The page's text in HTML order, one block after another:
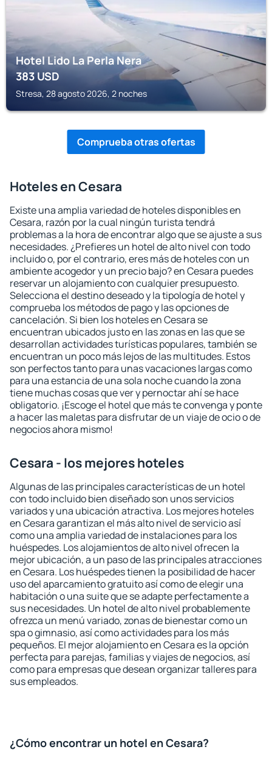
Hotel Lido La Perla Nera
383USD
Stresa, 28 agosto 2026, 2 noches
Comprueba otras ofertas
Hoteles en Cesara
Existe una amplia variedad de hoteles disponibles en
Cesara, razón por la cual ningún turista tendrá
problemas a la hora de encontrar algo que se ajuste a sus
necesidades. ¿Prefieres un hotel de alto nivel con todo
incluido o, por el contrario, eres más de hoteles con un
ambiente acogedor y un precio bajo? en Cesara puedes
reservar un alojamiento con cualquier presupuesto.
Selecciona el destino deseado y la tipología de hotel y
comprueba los métodos de pago y las opciones de
cancelación. Si bien los hoteles en Cesara se
encuentran ubicados justo en las zonas en las que se
desarrollan actividades turísticas populares, también se
encuentran un poco más lejos de las multitudes. Estos
son perfectos tanto para unas vacaciones largas como
para una estancia de una sola noche cuando la zona
tiene muchas cosas que ver y pernoctar ahí se hace
obligatorio. ¡Escoge el hotel que más te convenga y ponte
a hacer las maletas para disfrutar de un viaje de ocio o de
negocios ahora mismo!
Cesara - los mejores hoteles
Algunas de las principales características de un hotel
con todo incluido bien diseñado son unos servicios
variados y una ubicación atractiva. Los mejores hoteles
en Cesara garantizan el más alto nivel de servicio así
como una amplia variedad de instalaciones para los
huéspedes. Los alojamientos de alto nivel ofrecen la
mejor ubicación, a un paso de las principales atracciones
en Cesara. Los huéspedes tienen la posibilidad de hacer
uso del aparcamiento gratuito así como de elegir una
habitación o una suite que se adapte perfectamente a
sus necesidades. Un hotel de alto nivel probablemente
ofrezca un menú variado, zonas de bienestar como un
spa o gimnasio, así como actividades para los más
pequeños. El mejor alojamiento en Cesara es la opción
perfecta para parejas, familias y viajes de negocios, así
como para empresas que desean organizar talleres para
sus empleados.
¿Cómo encontrar un hotel en Cesara?